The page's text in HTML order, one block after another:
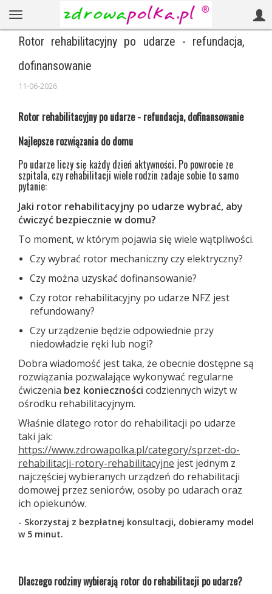
Rotor rehabilitacyjny po udarze - refundacja,
dofinansowanie
11-06-2026
Rotor rehabilitacyjny po udarze - refundacja, dofinansowanie
Najlepsze rozwiązania do domu
Po udarze liczy się każdy dzień aktywności. Po powrocie ze
szpitala, czy rehabilitacji wiele rodzin zadaje sobie to samo
pytanie:
Jaki rotor rehabilitacyjny po udarze wybrać, aby
ćwiczyć bezpiecznie w domu?
To moment, w którym pojawia się wiele wątpliwości.
Czy wybrać rotor mechaniczny czy elektryczny?
Czy można uzyskać dofinansowanie?
Czy rotor rehabilitacyjny po udarze NFZ jest
refundowany?
Czy urządzenie będzie odpowiednie przy
niedowładzie ręki lub nogi?
Dobra wiadomość jest taka, że obecnie dostępne są
rozwiązania pozwalające wykonywać regularne
ćwiczenia bez konieczności codziennych wizyt w
ośrodku rehabilitacyjnym.
Właśnie dlatego rotor do rehabilitacji po udarze
taki jak:
https://www.zdrowapolka.pl/category/sprzet-do-
rehabilitacji-rotory-rehabilitacyjne jest jednym z
najczęściej wybieranych urządzeń do rehabilitacji
domowej przez seniorów, osoby po udarach oraz
ich opiekunów.
- Skorzystaj z bezpłatnej konsultacji, dobieramy model
w 5 minut.
Dlaczego rodziny wybierają rotor do rehabilitacji po udarze?